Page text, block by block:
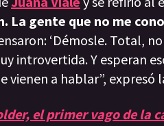
La gente que no me
‘Démosle. Total,
introvertida. Y esperan
vienen a hablar”, expresó
el primer vago de la